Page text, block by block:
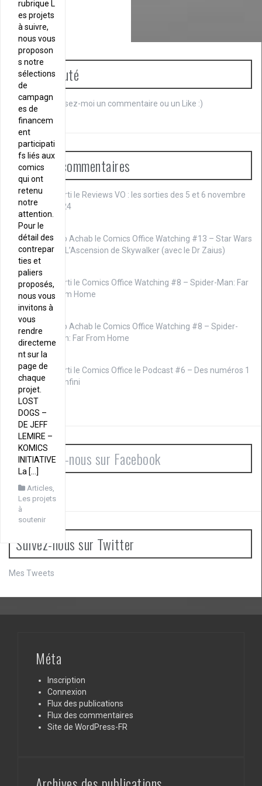
rubrique L
es projets
à suivre,
nous vous
proposon
s notre
sélections
de
campagn
es de
financem
ent
participati
fs liés aux
comics
qui ont
retenu
notre
attention.
Pour le
détail des
contrepar
ties et
paliers
proposés,
nous vous
invitons à
vous
rendre
directeme
nt sur la
page de
chaque
projet.
LOST
DOGS –
DE JEFF
LEMIRE –
KOMICS
INITIATIVE
La […]
Articles,
Les projets
à
soutenir
Communauté
Je débute. Laissez-moi un commentaire ou un Like :)
Derniers commentaires
Marti le Reviews VO : les sorties des 5 et 6 novembre
2024
Cap Achab le Comics Office Watching #13 – Star Wars
IX : L’Ascension de Skywalker (avec le Dr Zaius)
Marti le Comics Office Watching #8 – Spider-Man: Far
From Home
Cap Achab le Comics Office Watching #8 – Spider-
Man: Far From Home
Marti le Comics Office le Podcast #6 – Des numéros 1
à l’infini
Rejoignez-nous sur Facebook
Suivez-nous sur Twitter
Mes Tweets
Méta
Inscription
Connexion
Flux des publications
Flux des commentaires
Site de WordPress-FR